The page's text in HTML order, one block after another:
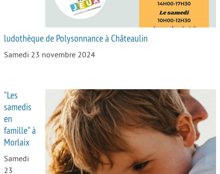
ludothèque de Polysonnance à Châteaulin
Samedi 23 novembre 2024
"Les
samedis
en
famille" à
Morlaix
Samedi
23